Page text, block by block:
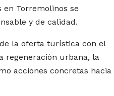
en Torremolinos se
y de calidad.
la oferta turística con el
regeneración urbana, la
acciones concretas hacia